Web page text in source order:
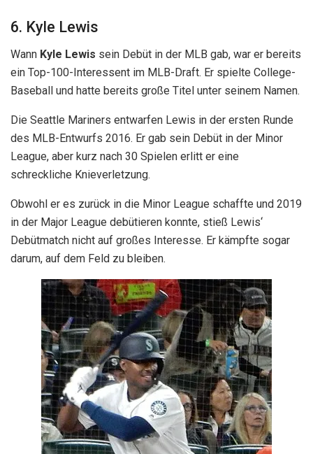
6. Kyle Lewis
Wann Kyle Lewis sein Debüt in der MLB gab, war er bereits
ein Top-100-Interessent im MLB-Draft. Er spielte College-
Baseball und hatte bereits große Titel unter seinem Namen.
Die Seattle Mariners entwarfen Lewis in der ersten Runde
des MLB-Entwurfs 2016. Er gab sein Debüt in der Minor
League, aber kurz nach 30 Spielen erlitt er eine
schreckliche Knieverletzung.
Obwohl er es zurück in die Minor League schaffte und 2019
in der Major League debütieren konnte, stieß Lewis‘
Debütmatch nicht auf großes Interesse. Er kämpfte sogar
darum, auf dem Feld zu bleiben.